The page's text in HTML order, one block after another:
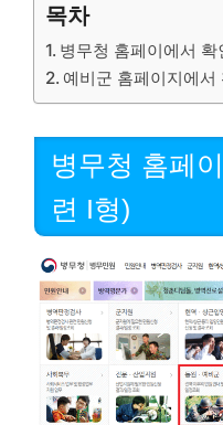
목차
병무청 홈페이에서
예비군 홈페이지에
병무청 홈페
련 I형)